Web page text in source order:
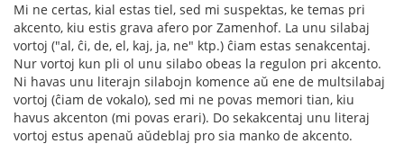
Mi ne certas, kial estas tiel, sed mi suspektas, ke temas pri
akcento, kiu estis grava afero por Zamenhof. La unu silabaj
vortoj ("al, ĉi, de, el, kaj, ja, ne" ktp.) ĉiam estas senakcentaj.
Nur vortoj kun pli ol unu silabo obeas la regulon pri akcento.
Ni havas unu literajn silabojn komence aŭ ene de multsilabaj
vortoj (ĉiam de vokalo), sed mi ne povas memori tian, kiu
havus akcenton (mi povas erari). Do sekakcentaj unu literaj
vortoj estus apenaŭ aŭdeblaj pro sia manko de akcento.